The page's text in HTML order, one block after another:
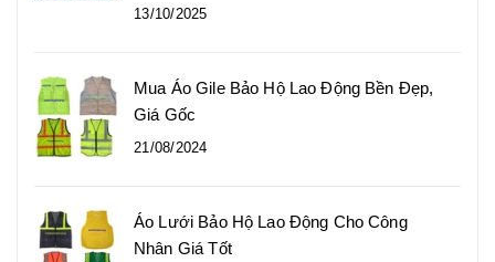
13/10/2025
Mua Áo Gile Bảo Hộ Lao Động Bền Đẹp,
Giá Gốc
21/08/2024
Áo Lưới Bảo Hộ Lao Động Cho Công
Nhân Giá Tốt